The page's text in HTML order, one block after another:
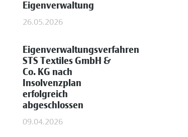
Eigenverwaltung
26.05.2026
Eigenverwaltungsverfahren
STS Textiles GmbH &
Co. KG nach
Insolvenzplan
erfolgreich
abgeschlossen
09.04.2026